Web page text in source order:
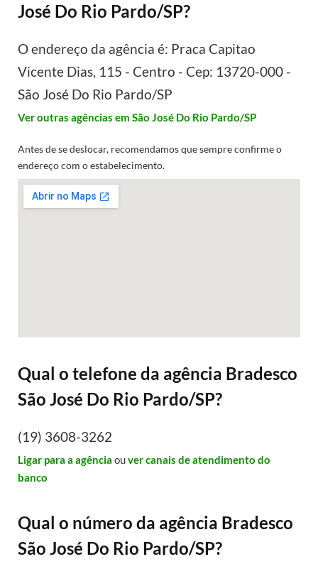
José Do Rio Pardo/SP?
O endereço da agência é: Praca Capitao
Vicente Dias, 115 - Centro - Cep: 13720-000 -
São José Do Rio Pardo/SP
Ver outras agências em São José Do Rio Pardo/SP
Antes de se deslocar, recomendamos que sempre confirme o
endereço com o estabelecimento.
Qual o telefone da agência Bradesco
São José Do Rio Pardo/SP?
(19) 3608-3262
Ligar para a agência ouver canais de atendimento do
banco
Qual o número da agência Bradesco
São José Do Rio Pardo/SP?